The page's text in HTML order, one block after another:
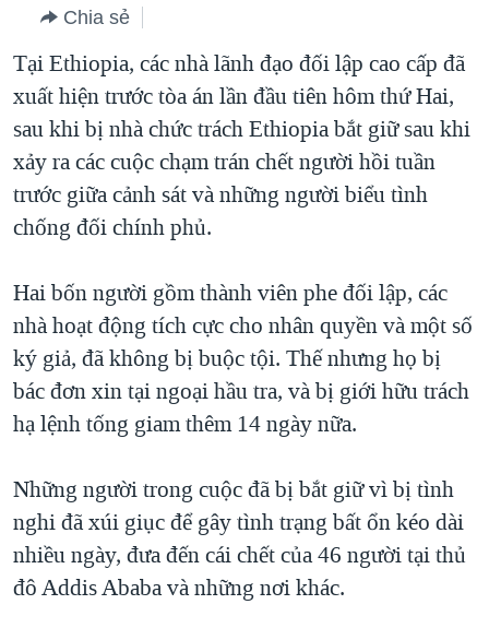
hướng
chính
Đi
tới
"Tìm"
DIỄN ĐÀN
MỤC
TỰ DO BÁO CHÍ
VẠCH TRẦN TIN GIẢ
NGƯỜI VIỆT HẢI NGOẠI
ĐỜI SỐNG
KHOA HỌC
SỨC KHOẺ
VĂN HOÁ
THỂ THAO
CHUYÊN ĐỀ
CHIẾN TRANH THƯƠNG MẠI CỦA MỸ: QUÁ KHỨ VÀ HIỆN
TẠI
HÀNH TRÌNH BẦU CỬ 2024
GIẢI MÃ VÀNH ĐAI & CON ĐƯỜNG
NGÀY TỊ NẠN THẾ GIỚI
TRỊNH VĨNH BÌNH - NGƯỜI HẠ 'BÊN THẮNG CUỘC'
GROUND ZERO – XƯA VÀ NAY
CÁC GIÁ TRỊ CỘNG HÒA Ở VIỆT NAM
THƯỢNG ĐỈNH TRUMP-KIM TẠI VIỆT NAM
TRỊNH VĨNH BÌNH VS. CHÍNH PHỦ VIỆT NAM
NGƯ DÂN VIỆT VÀ LÀN SÓNG TRỘM HẢI SÂM
HỌC TIẾNG ANH
VIDEO
NGHE
MẠNG XÃ HỘI
Ngôn ngữ khác
Chia sẻ
Tại Ethiopia, các nhà lãnh đạo đối lập cao cấp đã
xuất hiện trước tòa án lần đầu tiên hôm thứ Hai,
sau khi bị nhà chức trách Ethiopia bắt giữ sau khi
xảy ra các cuộc chạm trán chết người hồi tuần
trước giữa cảnh sát và những người biểu tình
chống đối chính phủ.
Hai bốn người gồm thành viên phe đối lập, các
nhà hoạt động tích cực cho nhân quyền và một số
ký giả, đã không bị buộc tội. Thế nhưng họ bị
bác đơn xin tại ngoại hầu tra, và bị giới hữu trách
hạ lệnh tống giam thêm 14 ngày nữa.
Những người trong cuộc đã bị bắt giữ vì bị tình
nghi đã xúi giục để gây tình trạng bất ổn kéo dài
nhiều ngày, đưa đến cái chết của 46 người tại thủ
đô Addis Ababa và những nơi khác.